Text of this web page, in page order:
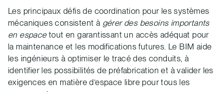
Les principaux défis de coordination pour les systèmes
mécaniques consistent à gérer des besoins importants
en espacetout en garantissant un accès adéquat pour
la maintenance et les modifications futures. Le BIM aide
les ingénieurs à optimiser le tracé des conduits, à
identifier les possibilités de préfabrication et à valider les
exigences en matière d’espace libre pour tous les